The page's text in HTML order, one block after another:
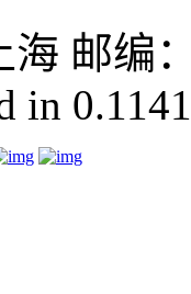
邮编
in